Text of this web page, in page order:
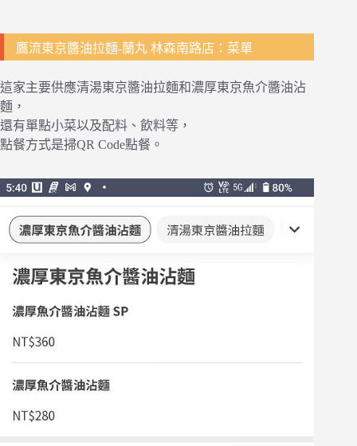
鷹流東京醬油拉麵-蘭丸 林森南路店：菜單
這家主要供應清湯東京醬油拉麵和濃厚東京魚介醬油沾
麵，
還有單點小菜以及配料、飲料等，
點餐方式是掃QR Code點餐。